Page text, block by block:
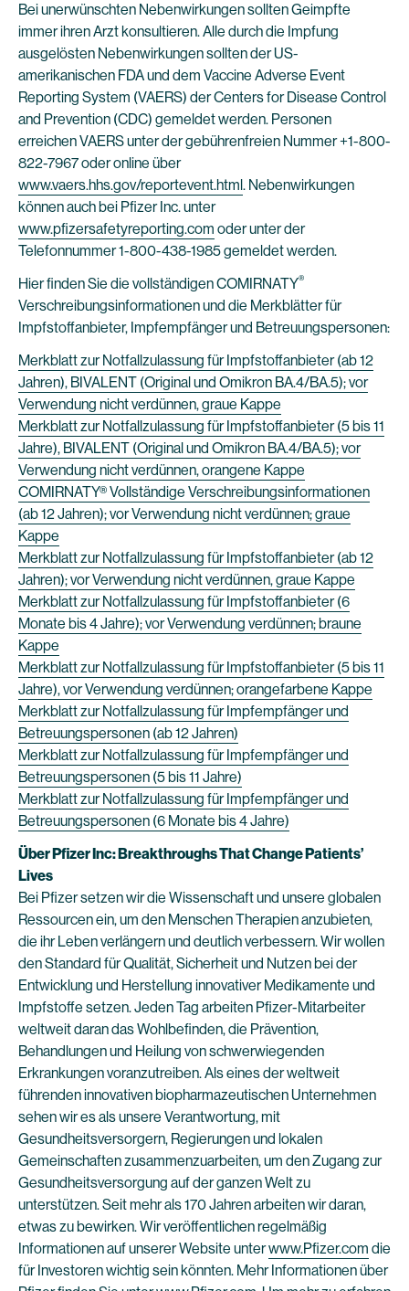
Bei unerwünschten Nebenwirkungen sollten Geimpfte
immer ihren Arzt konsultieren. Alle durch die Impfung
ausgelösten Nebenwirkungen sollten der US-
amerikanischen FDA und dem Vaccine Adverse Event
Reporting System (VAERS) der Centers for Disease Control
and Prevention (CDC) gemeldet werden. Personen
erreichen VAERS unter der gebührenfreien Nummer +1-800-
822-7967 oder online über
www.vaers.hhs.gov/reportevent.html. Nebenwirkungen
können auch bei Pfizer Inc. unter
www.pfizersafetyreporting.com oder unter der
Telefonnummer 1-800-438-1985 gemeldet werden.
Hier finden Sie die vollständigen COMIRNATY®
Verschreibungsinformationen und die Merkblätter für
Impfstoffanbieter, Impfempfänger und Betreuungspersonen:
Merkblatt zur Notfallzulassung für Impfstoffanbieter (ab 12
Jahren), BIVALENT (Original und Omikron BA.4/BA.5); vor
Verwendung nicht verdünnen, graue Kappe
Merkblatt zur Notfallzulassung für Impfstoffanbieter (5 bis 11
Jahre), BIVALENT (Original und Omikron BA.4/BA.5); vor
Verwendung nicht verdünnen, orangene Kappe
COMIRNATY® Vollständige Verschreibungsinformationen
(ab 12 Jahren); vor Verwendung nicht verdünnen; graue
Kappe
Merkblatt zur Notfallzulassung für Impfstoffanbieter (ab 12
Jahren); vor Verwendung nicht verdünnen, graue Kappe
Merkblatt zur Notfallzulassung für Impfstoffanbieter (6
Monate bis 4 Jahre); vor Verwendung verdünnen; braune
Kappe
Merkblatt zur Notfallzulassung für Impfstoffanbieter (5 bis 11
Jahre), vor Verwendung verdünnen; orangefarbene Kappe
Merkblatt zur Notfallzulassung für Impfempfänger und
Betreuungspersonen (ab 12 Jahren)
Merkblatt zur Notfallzulassung für Impfempfänger und
Betreuungspersonen (5 bis 11 Jahre)
Merkblatt zur Notfallzulassung für Impfempfänger und
Betreuungspersonen (6 Monate bis 4 Jahre)
Über Pfizer Inc: Breakthroughs That Change Patients’
Lives
Bei Pfizer setzen wir die Wissenschaft und unsere globalen
Ressourcen ein, um den Menschen Therapien anzubieten,
die ihr Leben verlängern und deutlich verbessern. Wir wollen
den Standard für Qualität, Sicherheit und Nutzen bei der
Entwicklung und Herstellung innovativer Medikamente und
Impfstoffe setzen. Jeden Tag arbeiten Pfizer-Mitarbeiter
weltweit daran das Wohlbefinden, die Prävention,
Behandlungen und Heilung von schwerwiegenden
Erkrankungen voranzutreiben. Als eines der weltweit
führenden innovativen biopharmazeutischen Unternehmen
sehen wir es als unsere Verantwortung, mit
Gesundheitsversorgern, Regierungen und lokalen
Gemeinschaften zusammenzuarbeiten, um den Zugang zur
Gesundheitsversorgung auf der ganzen Welt zu
unterstützen. Seit mehr als 170 Jahren arbeiten wir daran,
etwas zu bewirken. Wir veröffentlichen regelmäßig
Informationen auf unserer Website unterwww.Pfizer.com die
für Investoren wichtig sein könnten. Mehr Informationen über